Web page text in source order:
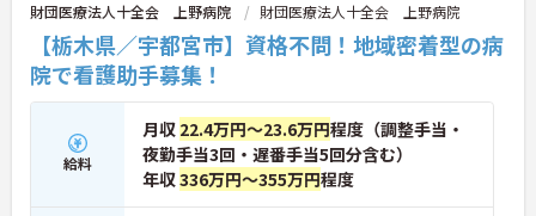
財団医療法人十全会 上野病院 財団医療法人十全会 上野病院
【栃木県／宇都宮市】資格不問！地域密着型の病
院で看護助手募集！
給料
月収 22.4万円～23.6万円程度（調整手当・
夜勤手当3回・遅番手当5回分含む）
年収336万円～355万円程度